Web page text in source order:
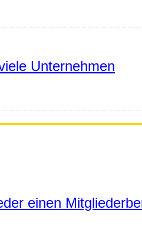
Unternehmen
einen